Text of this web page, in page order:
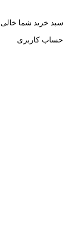
سبد خرید شما
حساب کاربری